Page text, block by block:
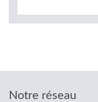
Notre réseau